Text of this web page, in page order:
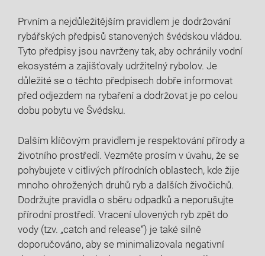
Prvním a nejdůležitějším pravidlem je dodržování
rybářských ⁤předpisů stanovených švédskou vládou.
Tyto předpisy ‌jsou ​navrženy tak, aby ochránily vodní‍
ekosystém a⁢ zajišťovaly udržitelný ‌rybolov.⁣ Je
důležité se o těchto předpisech dobře ⁢informovat
před odjezdem na⁢ rybaření ⁣a⁢ dodržovat je po celou
‍dobu pobytu ve​ Švédsku.
Dalším klíčovým ‍pravidlem je respektování přírody a⁢
životního prostředí. Vezměte ⁣prosím v úvahu,​ že se
pohybujete v citlivých přírodních oblastech, kde žije
mnoho ohrožených druhů ryb a dalších živočichů.
Dodržujte ⁣pravidla o sběru odpadků a neporušujte
přírodní prostředí. Vracení ulovených ryb⁢ zpět do
vody (tzv. „catch and release“) je také silně‌
doporučováno, aby‍ se minimalizovala negativní